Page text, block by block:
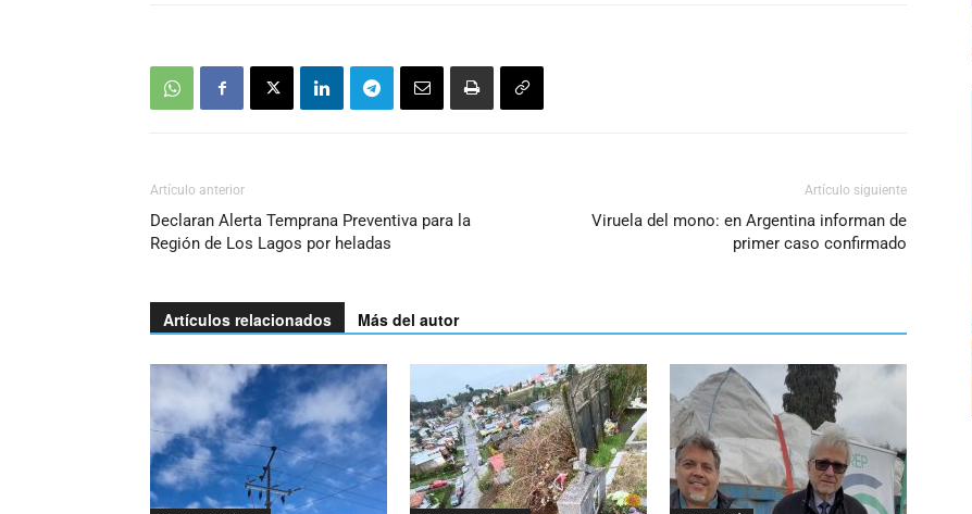
Artículo anterior
Declaran Alerta Temprana Preventiva para la
Región de Los Lagos por heladas
Artículo siguiente
Viruela del mono: en Argentina informan de
primer caso confirmado
Artículos relacionados Más del autor